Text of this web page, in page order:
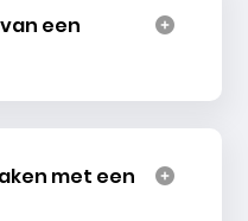
een
met een